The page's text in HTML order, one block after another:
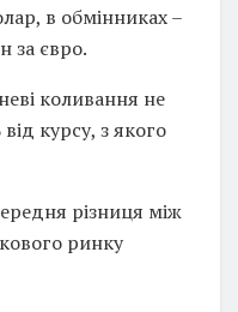
в обмінниках –
за євро.
коливання не
курсу, з якого
різниця між
ринку